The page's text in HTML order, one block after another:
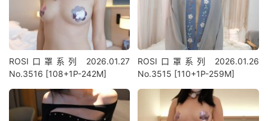
ROSI口罩系列 2026.01.27
No.3516 [108+1P-242M]
ROSI口罩系列 2026.01.26
No.3515 [110+1P-259M]